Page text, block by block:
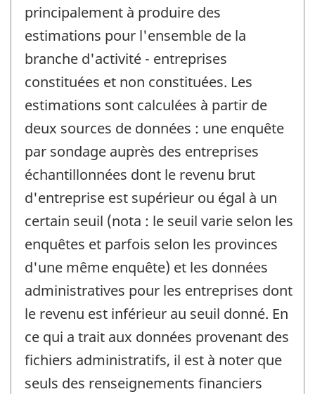
principalement à produire des
estimations pour l'ensemble de la
branche d'activité - entreprises
constituées et non constituées. Les
estimations sont calculées à partir de
deux sources de données : une enquête
par sondage auprès des entreprises
échantillonnées dont le revenu brut
d'entreprise est supérieur ou égal à un
certain seuil (nota : le seuil varie selon les
enquêtes et parfois selon les provinces
d'une même enquête) et les données
administratives pour les entreprises dont
le revenu est inférieur au seuil donné. En
ce qui a trait aux données provenant des
fichiers administratifs, il est à noter que
seuls des renseignements financiers